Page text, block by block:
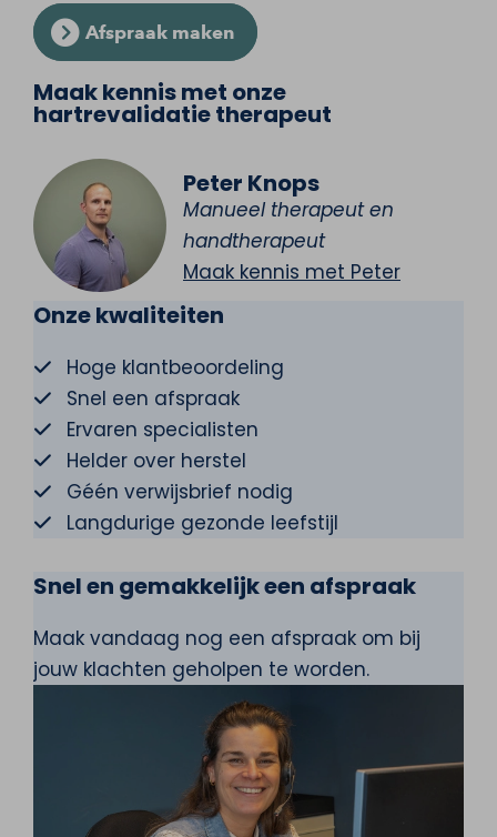
Afspraak maken
Maak kennis met onze
hartrevalidatie therapeut
Peter Knops
Manueel therapeut en
handtherapeut
Maak kennis met Peter
Onze kwaliteiten
Hoge klantbeoordeling
Snel een afspraak
Ervaren specialisten
Helder over herstel
Géén verwijsbrief nodig
Langdurige gezonde leefstijl
Snel en gemakkelijk een afspraak
Maak vandaag nog een afspraak om bij
jouw klachten geholpen te worden.